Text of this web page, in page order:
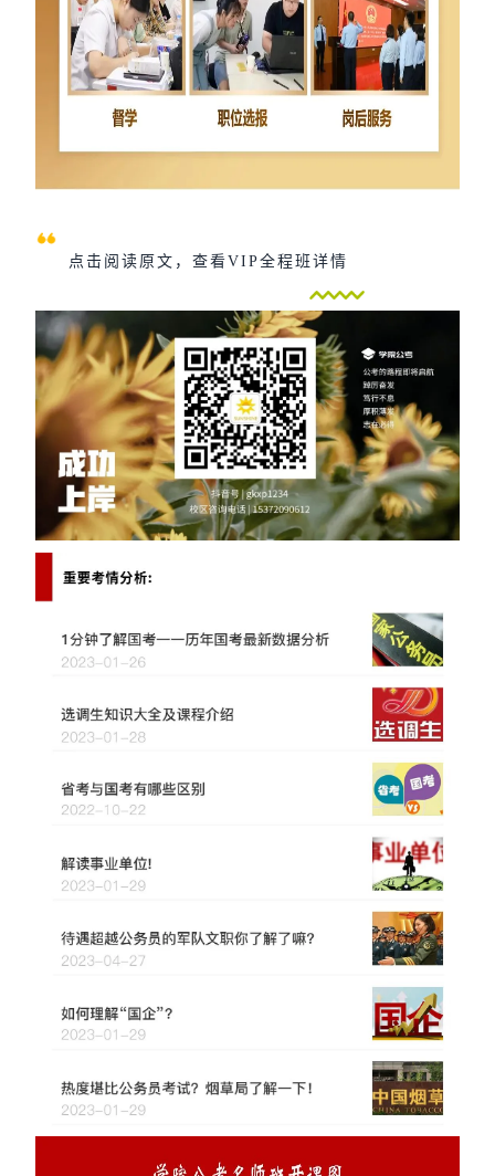
点击阅读原文，查看VIP全程班详情